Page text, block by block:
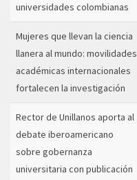
universidades colombianas
Mujeres que llevan la ciencia
llanera al mundo: movilidades
académicas internacionales
fortalecen la investigación
Rector de Unillanos aporta al
debate iberoamericano
sobre gobernanza
universitaria con publicación